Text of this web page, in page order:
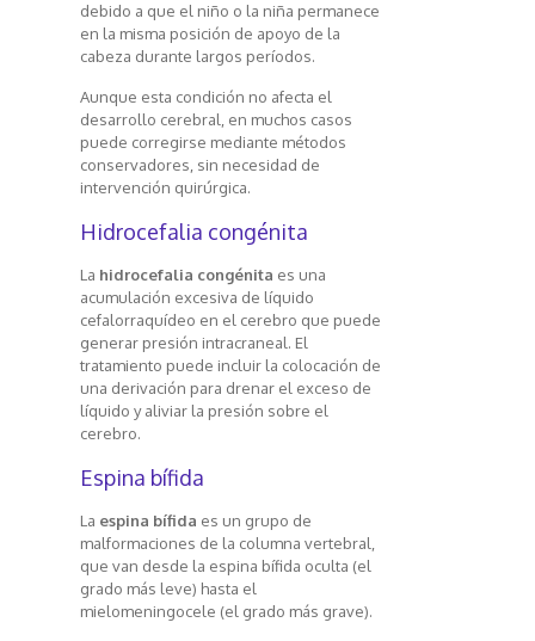
debido a que el niño o la niña permanece
en la misma posición de apoyo de la
cabeza durante largos períodos.
Aunque esta condición no afecta el
desarrollo cerebral, en muchos casos
puede corregirse mediante métodos
conservadores, sin necesidad de
intervención quirúrgica.
Hidrocefalia congénita
La hidrocefalia congénita es una
acumulación excesiva de líquido
cefalorraquídeo en el cerebro que puede
generar presión intracraneal. El
tratamiento puede incluir la colocación de
una derivación para drenar el exceso de
líquido y aliviar la presión sobre el
cerebro.
Espina bífida
La espina bífida es un grupo de
malformaciones de la columna vertebral,
que van desde la espina bífida oculta (el
grado más leve) hasta el
mielomeningocele (el grado más grave).